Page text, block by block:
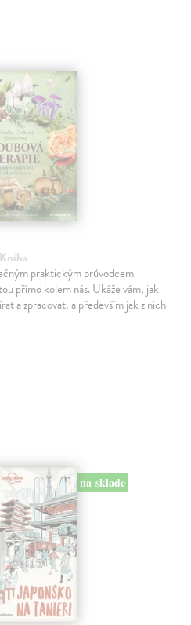
praktickým průvodcem
přímo kolem nás. Ukáže vám, jak
a zpracovat, a především jak z nich
na sklade